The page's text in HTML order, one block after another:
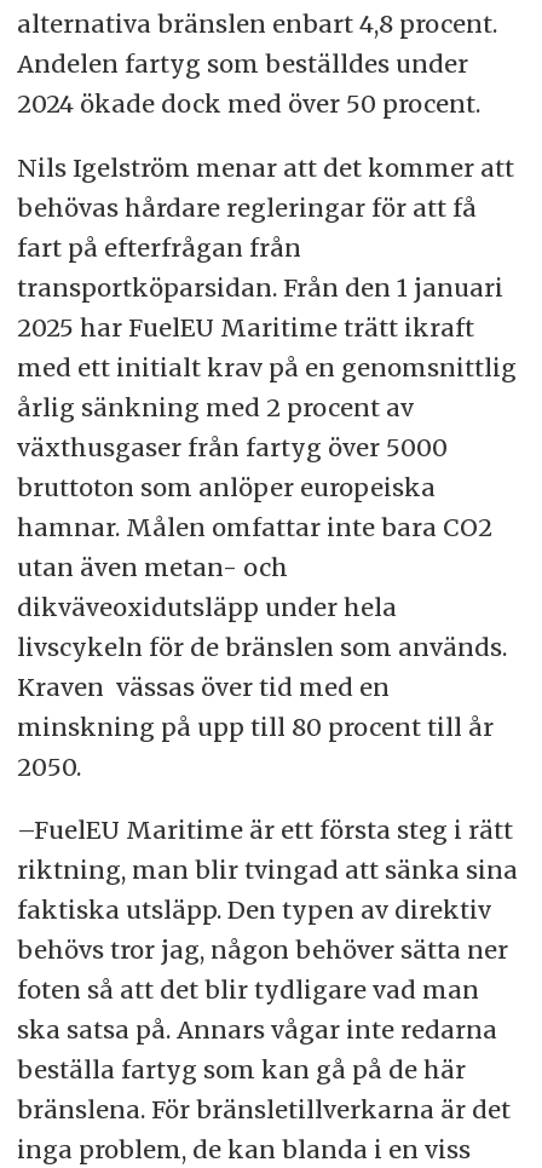
alternativa bränslen enbart 4,8 procent.
Andelen fartyg som beställdes under
2024 ökade dock med över 50 procent.
Nils Igelström menar att det kommer att
behövas hårdare regleringar för att få
fart på efterfrågan från
transportköparsidan. Från den 1 januari
2025 har FuelEU Maritime trätt ikraft
med ett initialt krav på en genomsnittlig
årlig sänkning med 2 procent av
växthusgaser från fartyg över 5000
bruttoton som anlöper europeiska
hamnar. Målen omfattar inte bara CO2
utan även metan- och
dikväveoxidutsläpp under hela
livscykeln för de bränslen som används.
Kraven vässas över tid med en
minskning på upp till 80 procent till år
2050.
–FuelEU Maritime är ett första steg i rätt
riktning, man blir tvingad att sänka sina
faktiska utsläpp. Den typen av direktiv
behövs tror jag, någon behöver sätta ner
foten så att det blir tydligare vad man
ska satsa på. Annars vågar inte redarna
beställa fartyg som kan gå på de här
bränslena. För bränsletillverkarna är det
inga problem, de kan blanda i en viss